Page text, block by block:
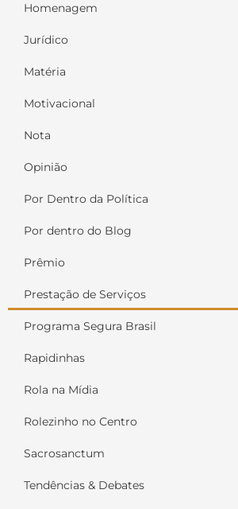
Homenagem
Jurídico
Matéria
Motivacional
Nota
Opinião
Por Dentro da Política
Por dentro do Blog
Prêmio
Prestação de Serviços
Programa Segura Brasil
Rapidinhas
Rola na Mídia
Rolezinho no Centro
Sacrosanctum
Tendências & Debates